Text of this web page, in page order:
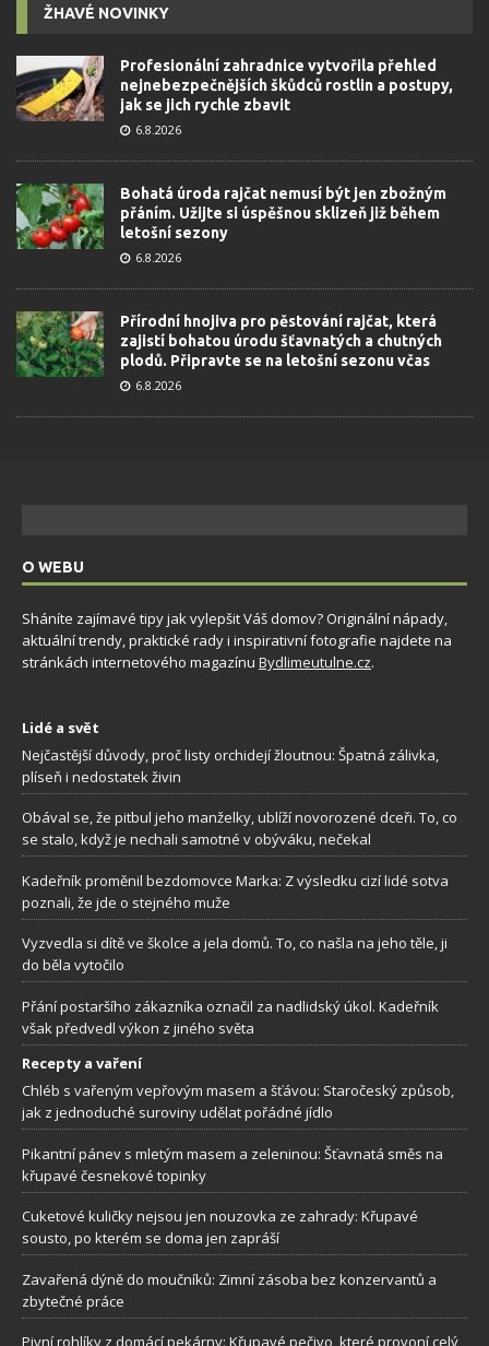
ŽHAVÉ NOVINKY
Profesionální zahradnice vytvořila přehled
nejnebezpečnějších škůdců rostlin a postupy,
jak se jich rychle zbavit
6.8.2026
Bohatá úroda rajčat nemusí být jen zbožným
přáním. Užijte si úspěšnou sklizeň již během
letošní sezony
6.8.2026
Přírodní hnojiva pro pěstování rajčat, která
zajistí bohatou úrodu šťavnatých a chutných
plodů. Připravte se na letošní sezonu včas
6.8.2026
O WEBU
Sháníte zajímavé tipy jak vylepšit Váš domov? Originální nápady,
aktuální trendy, praktické rady i inspirativní fotografie najdete na
stránkách internetového magazínu Bydlimeutulne.cz.
Lidé a svět
Nejčastější důvody, proč listy orchidejí žloutnou: Špatná zálivka,
plíseň i nedostatek živin
Obával se, že pitbul jeho manželky, ublíží novorozené dceři. To, co
se stalo, když je nechali samotné v obýváku, nečekal
Kadeřník proměnil bezdomovce Marka: Z výsledku cizí lidé sotva
poznali, že jde o stejného muže
Vyzvedla si dítě ve školce a jela domů. To, co našla na jeho těle, ji
do běla vytočilo
Přání postaršího zákazníka označil za nadlidský úkol. Kadeřník
však předvedl výkon z jiného světa
Recepty a vaření
Chléb s vařeným vepřovým masem a šťávou: Staročeský způsob,
jak z jednoduché suroviny udělat pořádné jídlo
Pikantní pánev s mletým masem a zeleninou: Šťavnatá směs na
křupavé česnekové topinky
Cuketové kuličky nejsou jen nouzovka ze zahrady: Křupavé
sousto, po kterém se doma jen zapráší
Zavařená dýně do moučníků: Zimní zásoba bez konzervantů a
zbytečné práce
Pivní rohlíky z domácí pekárny: Křupavé pečivo, které provoní celý